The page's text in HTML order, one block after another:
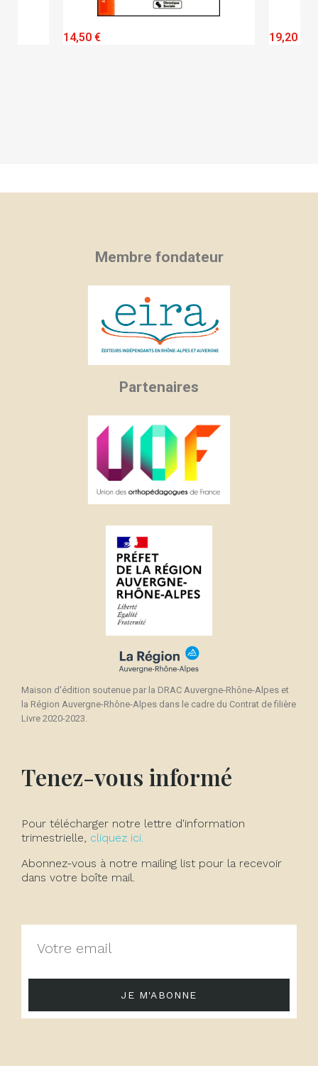
14,50 € 19,20 €
Membre fondateur
Partenaires
Maison d'édition soutenue par la DRAC Auvergne-Rhône-Alpes et
la Région Auvergne-Rhône-Alpes dans le cadre du Contrat de filière
Livre 2020-2023.
Tenez-vous informé
Pour télécharger notre lettre d'information
trimestrielle, cliquez ici.
Abonnez-vous à notre mailing list pour la recevoir
dans votre boîte mail.
JE M'ABONNE